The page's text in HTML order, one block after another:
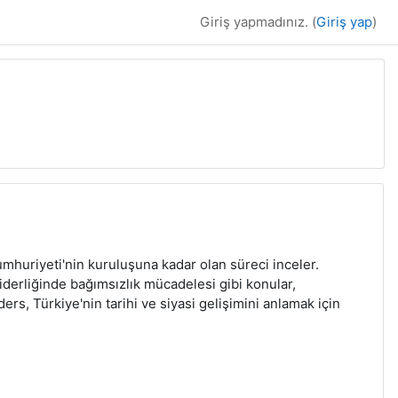
Giriş yapmadınız. (Giriş yap)
kuruluşuna kadar olan süreci inceler.
bağımsızlık mücadelesi gibi konular,
Türkiye'nin tarihi ve siyasi gelişimini anlamak için